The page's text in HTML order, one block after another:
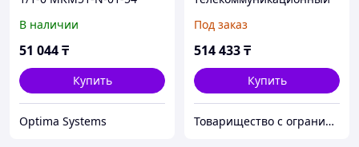
В наличии
51 044₸
Купить
Optima Systems
Под заказ
514 433₸
Купить
Товарищество с ограниченной ответственностью "Nabludenie.kz"